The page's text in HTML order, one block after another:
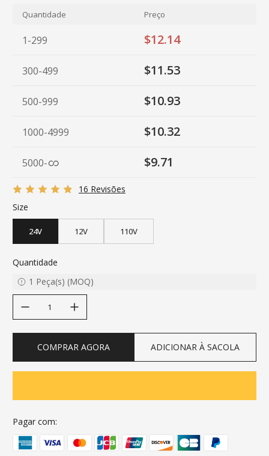
Quantidade Preço
1-299 $12.14
300-499 $11.53
500-999 $10.93
1000-4999 $10.32
5000- $9.71
16 Revisões
Size
24V 12V 110V
Quantidade
1 Peça(s) (MOQ)
COMPRAR AGORA ADICIONAR À SACOLA
Pagar com: